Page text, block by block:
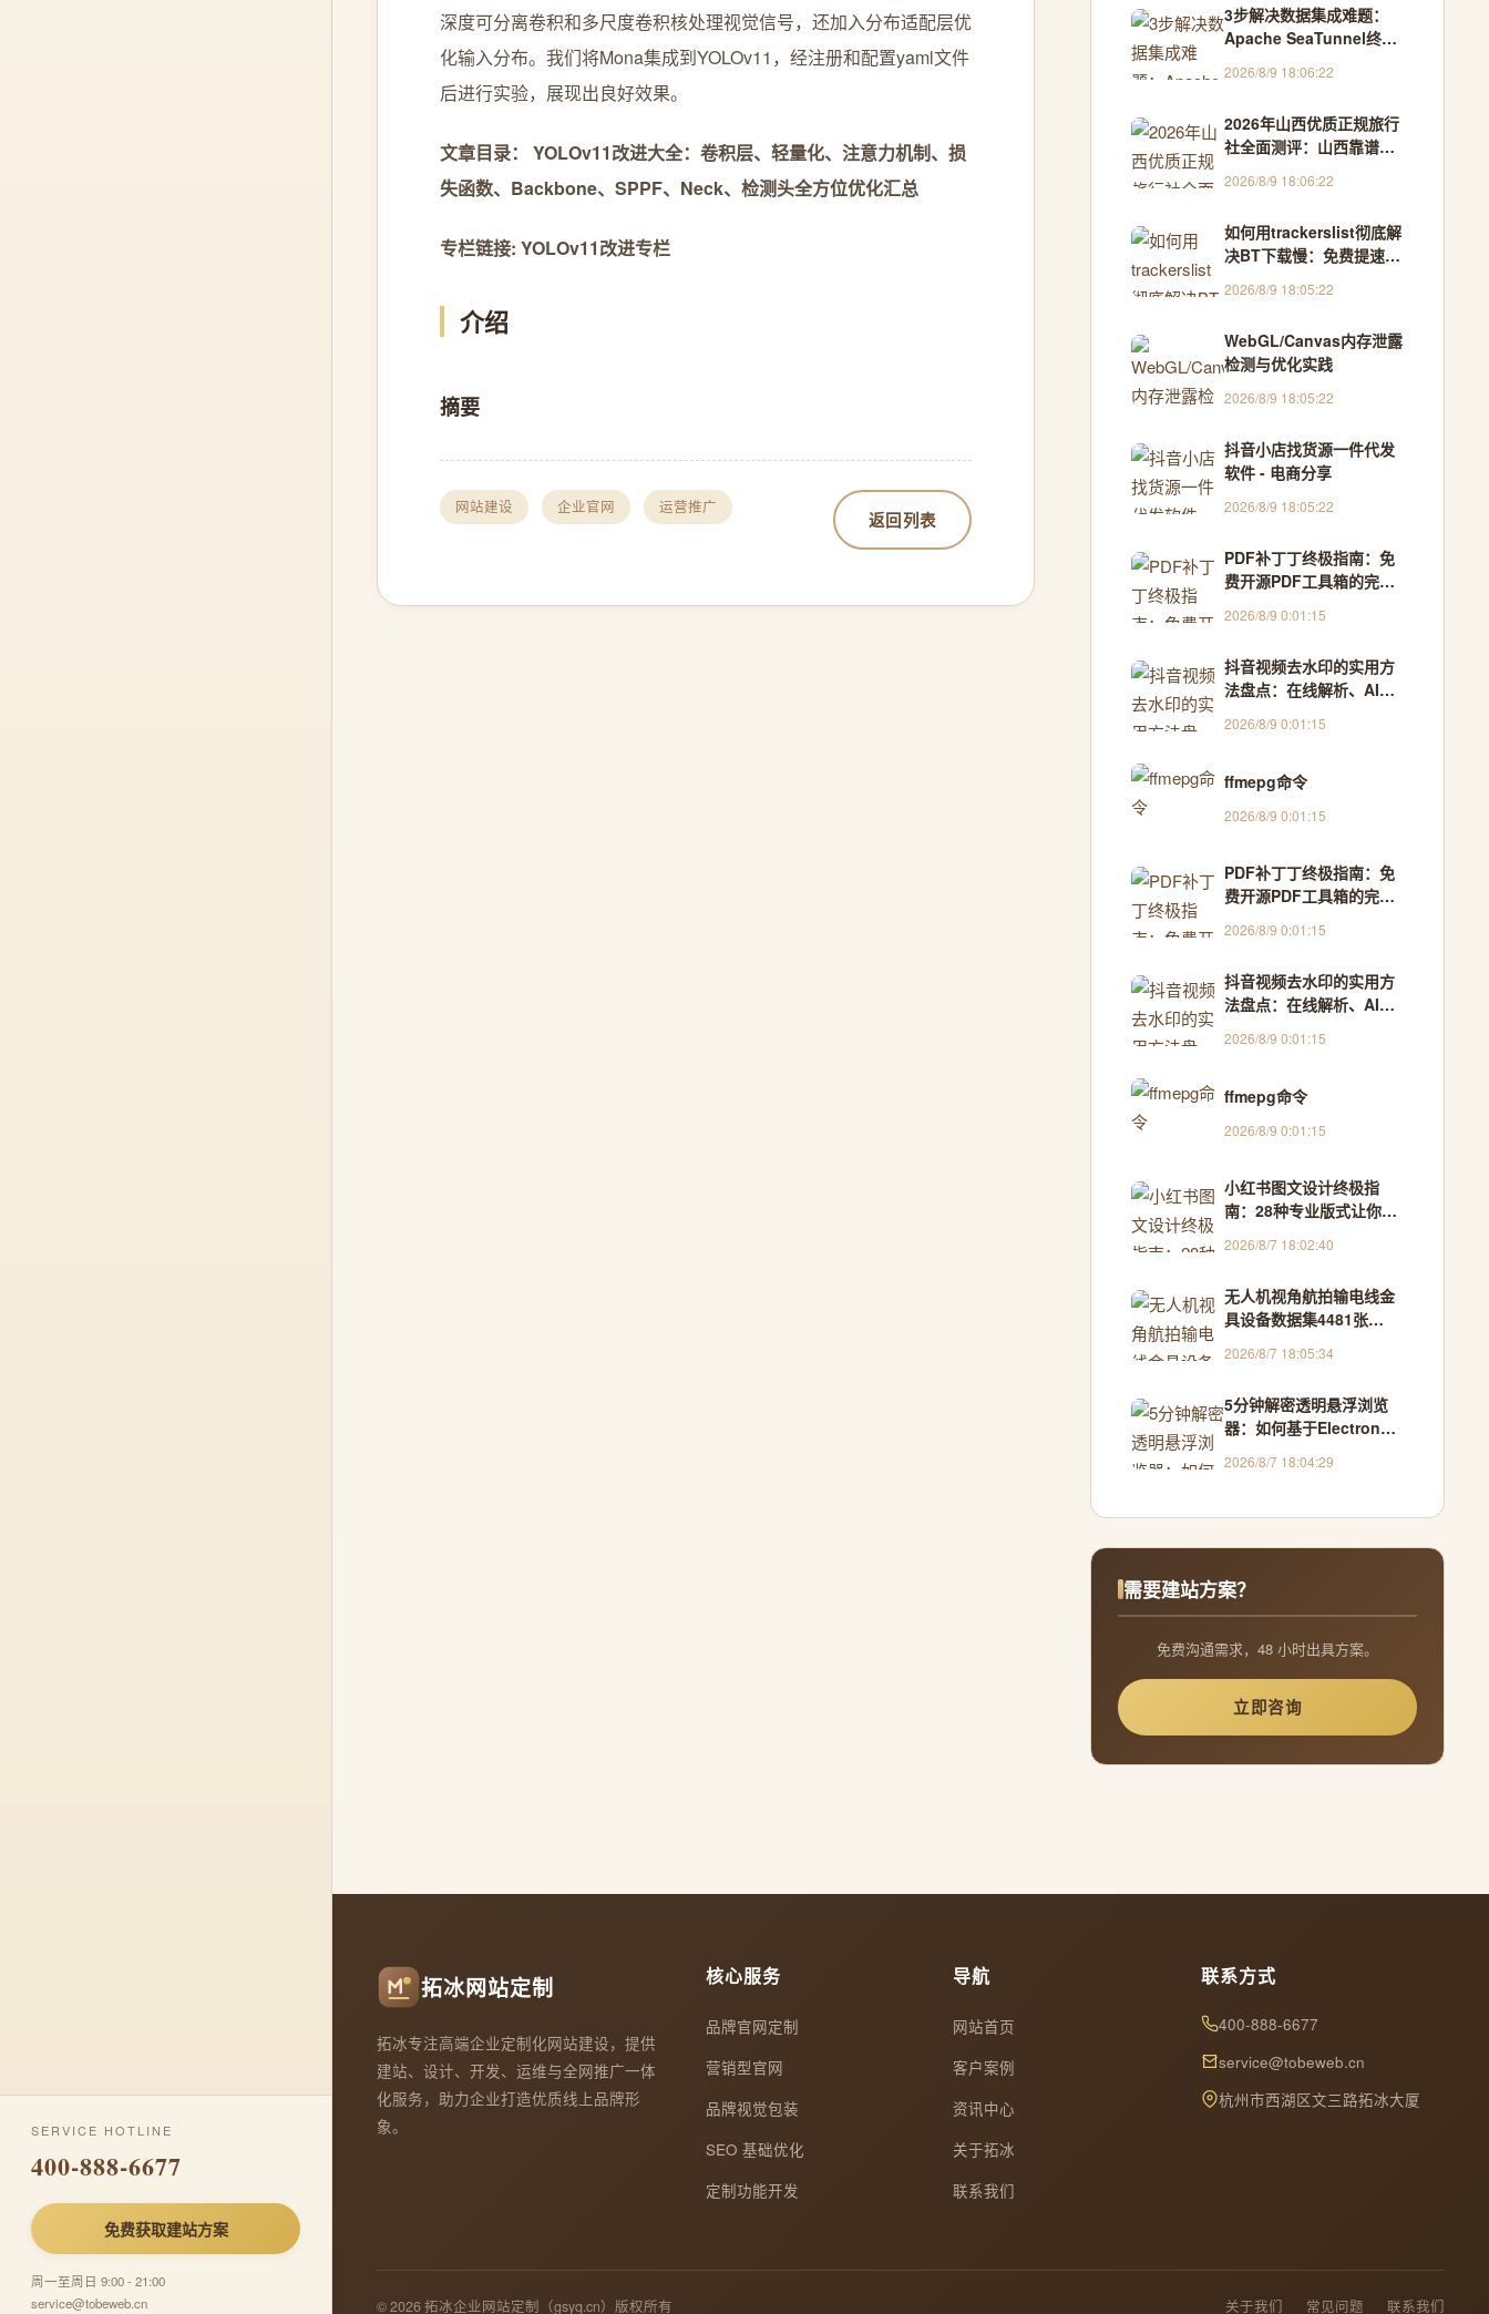
SERVICE HOTLINE
400-888-6677
免费获取建站方案
周一至周日 9:00 - 21:00
service@tobeweb.cn
深度可分离卷积和多尺度卷积核处理视觉信号，还加入分布适配层优
化输入分布。我们将Mona集成到YOLOv11，经注册和配置yaml文件
后进行实验，展现出良好效果。
文章目录： YOLOv11改进大全：卷积层、轻量化、注意力机制、损
失函数、Backbone、SPPF、Neck、检测头全方位优化汇总
专栏链接: YOLOv11改进专栏
介绍
摘要
网站建设 企业官网 运营推广
返回列表
3步解决数据集成难题：
Apache SeaTunnel终极
2026/8/9 18:06:22
2026年山西优质正规旅行
社全面测评：山西靠谱地
碑甄选 - 跟我去旅游
2026/8/9 18:06:22
如何用trackerslist彻底解
决BT下载慢：免费提速
2026/8/9 18:05:22
WebGL/Canvas内存泄露
检测与优化实践
2026/8/9 18:05:22
抖音小店找货源一件代发
软件 - 电商分享
2026/8/9 18:05:22
PDF补丁丁终极指南：免
费开源PDF工具箱的完整
2026/8/9 0:01:15
抖音视频去水印的实用方
法盘点：在线解析、AI消
2026/8/9 0:01:15
ffmepg命令
2026/8/9 0:01:15
PDF补丁丁终极指南：免
费开源PDF工具箱的完整
2026/8/9 0:01:15
抖音视频去水印的实用方
法盘点：在线解析、AI消
2026/8/9 0:01:15
ffmepg命令
2026/8/9 0:01:15
小红书图文设计终极指
南：28种专业版式让你的
2026/8/7 18:02:40
无人机视角航拍输电线金
具设备数据集4481张
2026/8/7 18:05:34
5分钟解密透明悬浮浏览
器：如何基于Electron构
2026/8/7 18:04:29
需要建站方案？
免费沟通需求，48 小时出具方案。
立即咨询
拓冰网站定制
拓冰专注高端企业定制化网站建设，提供
建站、设计、开发、运维与全网推广一体
化服务，助力企业打造优质线上品牌形
象。
核心服务
品牌官网定制
营销型官网
品牌视觉包装
SEO 基础优化
定制功能开发
导航
网站首页
客户案例
资讯中心
关于拓冰
联系我们
联系方式
400-888-6677
service@tobeweb.cn
杭州市西湖区文三路拓冰大厦
© 2026 拓冰企业网站定制（gsyq.cn）版权所有 关于我们 常见问题 联系我们